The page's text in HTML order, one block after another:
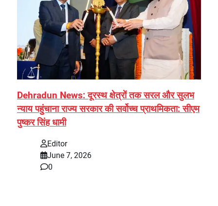
Dehradun News: दूरस्थ क्षेत्रों तक सरल और सुलभ
न्याय पहुंचाना राज्य सरकार की सर्वोच्च प्राथमिकता: सीएम
पुष्कर सिंह धामी
Editor
June 7, 2026
0